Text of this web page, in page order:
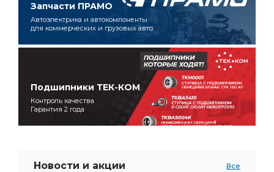
Запчасти ПРАМО
Автоэлектрика и автокомпоненты
для коммерческих и грузовых авто
Подшипники ТЕК-КОМ
Контроль качества
Гарантия 2 года
Новости и акции Все